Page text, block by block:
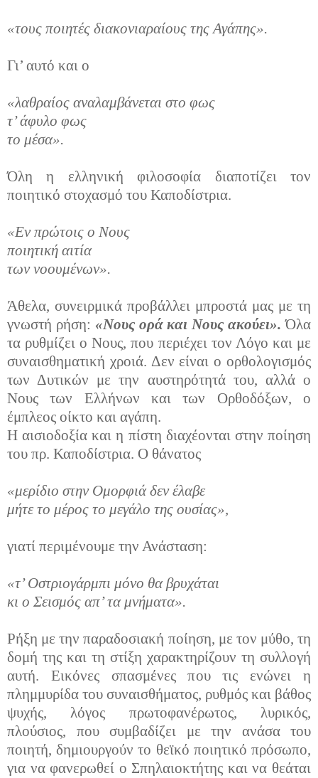
«τους ποιητές διακονιαραίους της Αγάπης».
Γι’ αυτό και ο
«λαθραίος αναλαμβάνεται στο φως
τ’ άφυλο φως
το μέσα».
Όλη η ελληνική φιλοσοφία διαποτίζει τον
ποιητικό στοχασμό του Καποδίστρια.
«Εν πρώτοις ο Νους
ποιητική αιτία
των νοουμένων».
Άθελα, συνειρμικά προβάλλει μπροστά μας με τη
γνωστή ρήση: «Νους ορά και Νους ακούει». Όλα
τα ρυθμίζει ο Νους, που περιέχει τον Λόγο και με
συναισθηματική χροιά. Δεν είναι ο ορθολογισμός
των Δυτικών με την αυστηρότητά του, αλλά ο
Νους των Ελλήνων και των Ορθοδόξων, ο
έμπλεος οίκτο και αγάπη.
Η αισιοδοξία και η πίστη διαχέονται στην ποίηση
του πρ. Καποδίστρια. Ο θάνατος
«μερίδιο στην Ομορφιά δεν έλαβε
μήτε το μέρος το μεγάλο της ουσίας»,
γιατί περιμένουμε την Ανάσταση:
«τ’ Οστριογάρμπι μόνο θα βρυχάται
κι ο Σεισμός απ’ τα μνήματα».
Ρήξη με την παραδοσιακή ποίηση, με τον μύθο, τη
δομή της και τη στίξη χαρακτηρίζουν τη συλλογή
αυτή. Εικόνες σπασμένες που τις ενώνει η
πλημμυρίδα του συναισθήματος, ρυθμός και βάθος
ψυχής, λόγος πρωτοφανέρωτος, λυρικός,
πλούσιος, που συμβαδίζει με την ανάσα του
ποιητή, δημιουργούν το θεϊκό ποιητικό πρόσωπο,
για να φανερωθεί ο Σπηλαιοκτήτης και να θεάται